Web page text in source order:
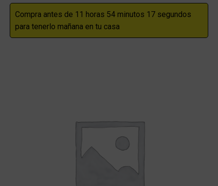
Compra antes de 11 horas 54 minutos 17 segundos
para tenerlo mañana en tu casa